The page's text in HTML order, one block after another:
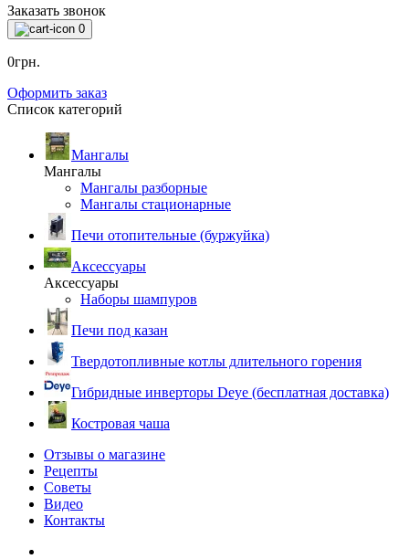
Заказать звонок
0
0грн.
Оформить заказ
Список категорий
Мангалы
Мангалы
Мангалы разборные
Мангалы стационарные
Печи отопительные (буржуйка)
Аксессуары
Аксессуары
Наборы шампуров
Печи под казан
Твердотопливные котлы длительного горения
Гибридные инверторы Deye (бесплатная доставка)
Костровая чаша
Отзывы о магазине
Рецепты
Советы
Видео
Контакты